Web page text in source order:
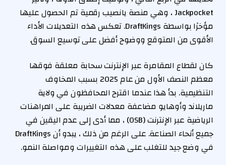
Jackpocket ، وهي منصة يانصيب رقمية تم الحصول عليها
مؤخرًا بواسطة DraftKings. تعكس هذه التعديلات الأداء
الأقوى من المتوقع ووضوح أفضل على توسيع السوق.
كان لقطاع المقامرة عبر الإنترنت سحابة معلقة فوقها
معظم النصف الأول من عام 2025 بسبب المخاوف
التنظيمية. بدأ هذا عندما اقترح المحافظون في ولاية
ماريلاند وأوهايو مضاعفة معدلات الضريبة على المراهنات
الرياضية عبر الإنترنت (OSB) ، مما أدى إلى عدم اليقين في
جميع أنحاء الصناعة. على الرغم من ذلك ، يبدو أن DraftKings
في وضع جيد للتغلب على هذه التغييرات ومواصلة النمو.